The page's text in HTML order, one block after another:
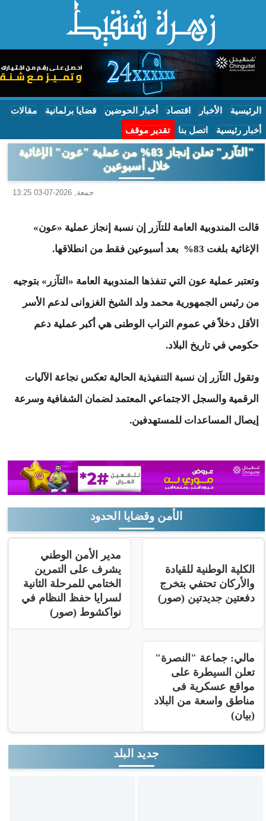
الرئيسية الأخبار اقتصاد أخبار الحوضين قضايا برلمانية مقالات
أخبار رئيسية اتصل بنا تقدير موقف
"التآزر" تعلن إنجاز 83% من عملية "عون" الإغاثية
خلال أسبوعين
جمعة, 2026-07-03 13:25
قالت المندوبية العامة للتآزر إن نسبة إنجاز عملية «عون»
الإغاثية بلغت 83% بعد أسبوعين فقط من انطلاقها.
وتعتبر عملية عون التي تنفذها المندوبية العامة «التآزر» بتوجيه
من رئيس الجمهورية محمد ولد الشيخ الغزوانى لدعم الأسر
الأقل دخلاً في عموم التراب الوطنى هي أكبر عملية دعم
حكومي في تاريخ البلاد.
وتقول التآزر إن نسبة التنفيذية الحالية تعكس نجاعة الآليات
الرقمية والسجل الاجتماعي المعتمد لضمان الشفافية وسرعة
إيصال المساعدات للمستهدفين.
الأمن وقضايا الحدود
الكلية الوطنية للقيادة
والأركان تحتفي بتخرج
دفعتين جديدتين (صور)
مدير الأمن الوطني
يشرف على التمرين
الختامي للمرحلة الثانية
لسرايا حفظ النظام في
نواكشوط (صور)
مالي: جماعة "النصرة"
تعلن السيطرة على
مواقع عسكرية فى
مناطق واسعة من البلاد
(بيان)
جديد البلد